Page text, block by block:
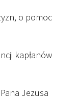
o pomoc
kapłanów
Jezusa